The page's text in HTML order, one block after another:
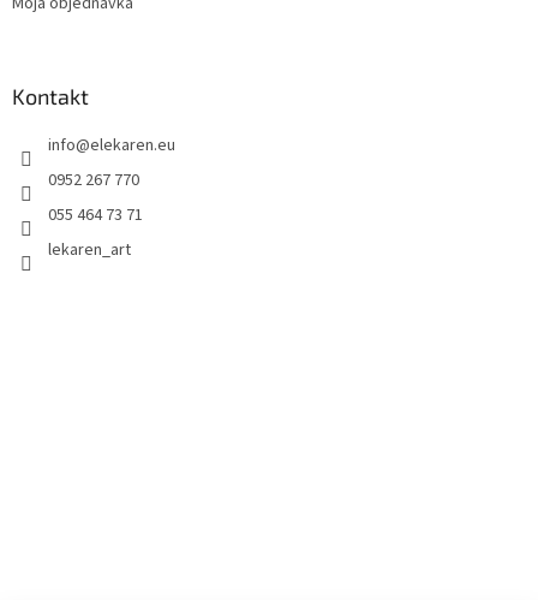
Kontakt
info@elekaren.eu
0952 267 770
055 464 73 71
lekaren_art